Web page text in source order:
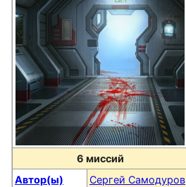
6 миссий
Автор(ы)
Сергей Самодуров